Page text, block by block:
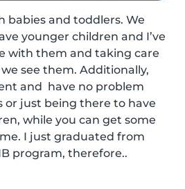
babies and toddlers. We
younger children and I’ve
with them and taking care
see them. Additionally,
and  have no problem
or just being there to have
while you can get some
I just graduated from
program, therefore..